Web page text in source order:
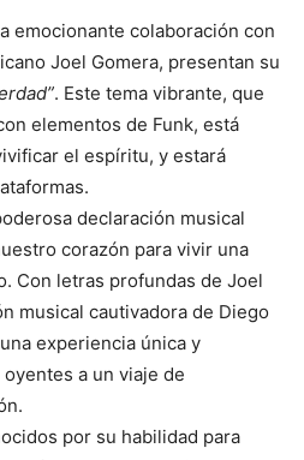
emocionante colaboración con
Joel Gomera, presentan su
. Este tema vibrante, que
elementos de Funk, está
el espíritu, y estará
declaración musical
corazón para vivir una
Con letras profundas de Joel
musical cautivadora de Diego
experiencia única y
a un viaje de
por su habilidad para